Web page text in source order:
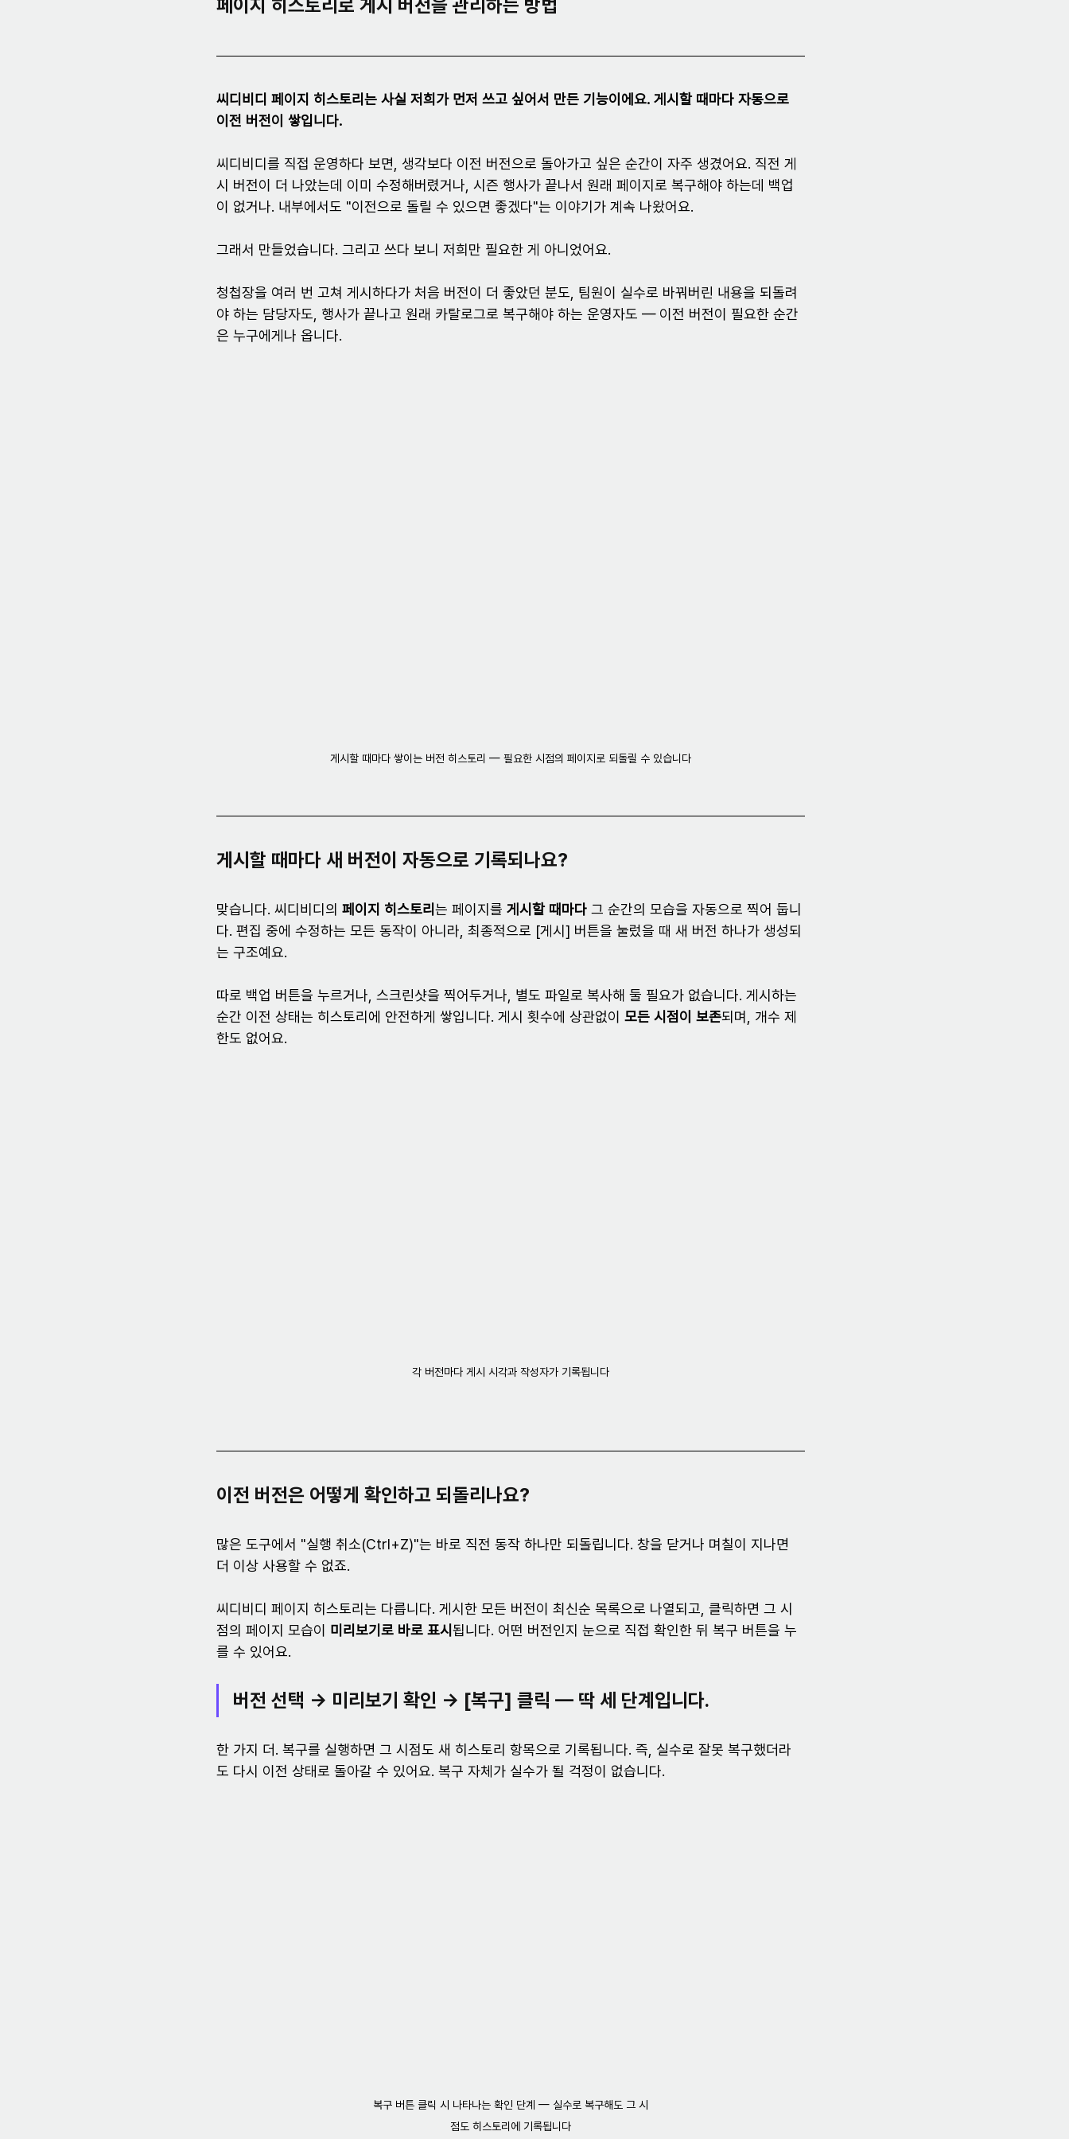
페이지 히스토리로 게시 버전을 관리하는 방법
씨디비디 페이지 히스토리는 사실 저희가 먼저 쓰고 싶어서 만든 기능이에요. 게시할 때마다 자동으로
이전 버전이 쌓입니다.
씨디비디를 직접 운영하다 보면, 생각보다 이전 버전으로 돌아가고 싶은 순간이 자주 생겼어요. 직전 게
시 버전이 더 나았는데 이미 수정해버렸거나, 시즌 행사가 끝나서 원래 페이지로 복구해야 하는데 백업
이 없거나. 내부에서도 "이전으로 돌릴 수 있으면 좋겠다"는 이야기가 계속 나왔어요.
그래서 만들었습니다. 그리고 쓰다 보니 저희만 필요한 게 아니었어요.
청첩장을 여러 번 고쳐 게시하다가 처음 버전이 더 좋았던 분도, 팀원이 실수로 바꿔버린 내용을 되돌려
야 하는 담당자도, 행사가 끝나고 원래 카탈로그로 복구해야 하는 운영자도 — 이전 버전이 필요한 순간
은 누구에게나 옵니다.
게시할 때마다 쌓이는 버전 히스토리 — 필요한 시점의 페이지로 되돌릴 수 있습니다
게시할 때마다 새 버전이 자동으로 기록되나요?
맞습니다. 씨디비디의 페이지 히스토리는 페이지를 게시할 때마다 그 순간의 모습을 자동으로 찍어 둡니
다. 편집 중에 수정하는 모든 동작이 아니라, 최종적으로 [게시] 버튼을 눌렀을 때 새 버전 하나가 생성되
는 구조예요.
따로 백업 버튼을 누르거나, 스크린샷을 찍어두거나, 별도 파일로 복사해 둘 필요가 없습니다. 게시하는
순간 이전 상태는 히스토리에 안전하게 쌓입니다. 게시 횟수에 상관없이 모든 시점이 보존되며, 개수 제
한도 없어요.
각 버전마다 게시 시각과 작성자가 기록됩니다
이전 버전은 어떻게 확인하고 되돌리나요?
많은 도구에서 "실행 취소(Ctrl+Z)"는 바로 직전 동작 하나만 되돌립니다. 창을 닫거나 며칠이 지나면
더 이상 사용할 수 없죠.
씨디비디 페이지 히스토리는 다릅니다. 게시한 모든 버전이 최신순 목록으로 나열되고, 클릭하면 그 시
점의 페이지 모습이 미리보기로 바로 표시됩니다. 어떤 버전인지 눈으로 직접 확인한 뒤 복구 버튼을 누
를 수 있어요.
버전 선택 → 미리보기 확인 → [복구] 클릭 — 딱 세 단계입니다.
한 가지 더. 복구를 실행하면 그 시점도 새 히스토리 항목으로 기록됩니다. 즉, 실수로 잘못 복구했더라
도 다시 이전 상태로 돌아갈 수 있어요. 복구 자체가 실수가 될 걱정이 없습니다.
복구 버튼 클릭 시 나타나는 확인 단계 — 실수로 복구해도 그 시
점도 히스토리에 기록됩니다